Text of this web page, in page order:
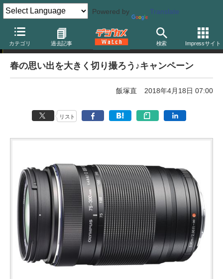
Powered by Translate
カテゴリ 過去記事 検索 Impressサイト
キャンペーン
春の思い出を大きく切り撮ろう♪キャンペーン
飯塚直 2018年4月18日 07:00
リスト